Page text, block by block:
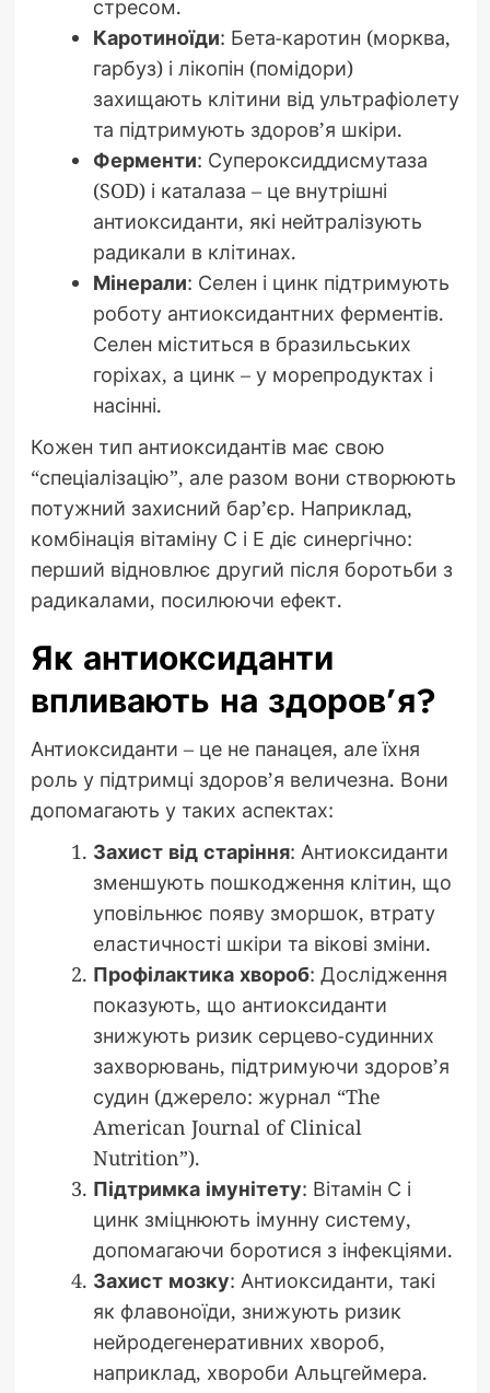
стресом.
Каротиноїди: Бета-каротин (морква,
гарбуз) і лікопін (помідори)
захищають клітини від ультрафіолету
та підтримують здоров’я шкіри.
Ферменти: Супероксиддисмутаза
(SOD) і каталаза – це внутрішні
антиоксиданти, які нейтралізують
радикали в клітинах.
Мінерали: Селен і цинк підтримують
роботу антиоксидантних ферментів.
Селен міститься в бразильських
горіхах, а цинк – у морепродуктах і
насінні.
Кожен тип антиоксидантів має свою
“спеціалізацію”, але разом вони створюють
потужний захисний бар’єр. Наприклад,
комбінація вітаміну С і Е діє синергічно:
перший відновлює другий після боротьби з
радикалами, посилюючи ефект.
Як антиоксиданти
впливають на здоров’я?
Антиоксиданти – це не панацея, але їхня
роль у підтримці здоров’я величезна. Вони
допомагають у таких аспектах:
Захист від старіння: Антиоксиданти
зменшують пошкодження клітин, що
уповільнює появу зморшок, втрату
еластичності шкіри та вікові зміни.
Профілактика хвороб: Дослідження
показують, що антиоксиданти
знижують ризик серцево-судинних
захворювань, підтримуючи здоров’я
судин (джерело: журнал “The
American Journal of Clinical
Nutrition”).
Підтримка імунітету: Вітамін С і
цинк зміцнюють імунну систему,
допомагаючи боротися з інфекціями.
Захист мозку: Антиоксиданти, такі
як флавоноїди, знижують ризик
нейродегенеративних хвороб,
наприклад, хвороби Альцгеймера.